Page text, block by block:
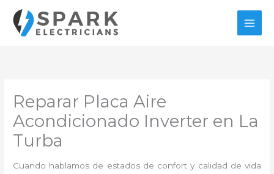
contenido
Reparar Placa Aire
Acondicionado Inverter en La
Turba
Cuando hablamos de estados de confort y calidad de vida